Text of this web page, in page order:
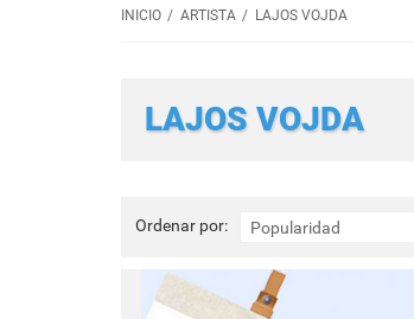
INICIO ARTISTA LAJOS VOJDA
LAJOS VOJDA
Ordenar por: Popularidad
Ordenar
por: